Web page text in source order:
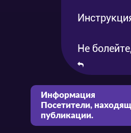
Серия 16
Не
Информация
Посетители,
публикации.